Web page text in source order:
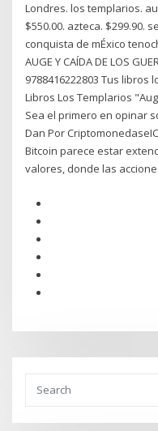
Londres. los templarios.
$550.00. azteca. $299.90.
conquista de mÉxico
AUGE Y CAÍDA DE LOS
9788416222803 Tus
Libros Los Templarios
Sea el primero en opinar
Dan Por
Bitcoin parece estar
valores, donde las